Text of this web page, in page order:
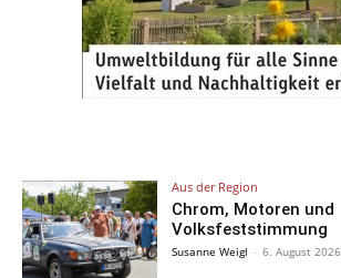
Aus der Region
Chrom, Motoren und
Volksfeststimmung
Susanne Weigl - 6. August 2026